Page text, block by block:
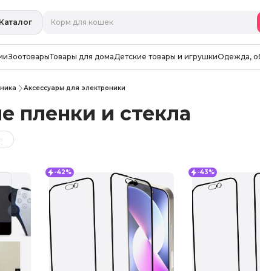
Каталог
ЗоотоварыТовары для домаДетские товары и игрушкиОдежда,
Аксессуары для электроники
пленки и стекла
-42% -43%